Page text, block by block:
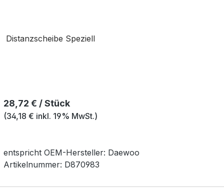
Distanzscheibe Speziell
Regulärer Preis:
28,72 € / Stück
(34,18 € inkl. 19% MwSt.)
entspricht OEM-Hersteller: Daewoo
Artikelnummer: D870983